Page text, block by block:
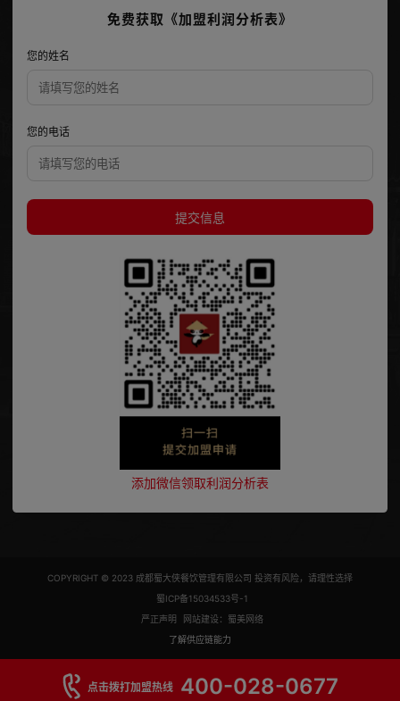
免费获取《加盟利润分析表》
您的姓名
您的电话
提交信息
添加微信领取利润分析表
COPYRIGHT © 2023 成都蜀大侠餐饮管理有限公司 投资有风险，请理性选择
蜀ICP备15034533号-1
严正声明
网站建设：蜀美网络
了解供应链能力
点击拨打加盟热线 400-028-0677